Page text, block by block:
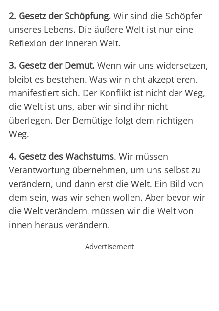
2. Gesetz der Schöpfung. Wir sind die Schöpfer
unseres Lebens. Die äußere Welt ist nur eine
Reflexion der inneren Welt.
3. Gesetz der Demut. Wenn wir uns widersetzen,
bleibt es bestehen. Was wir nicht akzeptieren,
manifestiert sich. Der Konflikt ist nicht der Weg,
die Welt ist uns, aber wir sind ihr nicht
überlegen. Der Demütige folgt dem richtigen
Weg.
4. Gesetz des Wachstums. Wir müssen
Verantwortung übernehmen, um uns selbst zu
verändern, und dann erst die Welt. Ein Bild von
dem sein, was wir sehen wollen. Aber bevor wir
die Welt verändern, müssen wir die Welt von
innen heraus verändern.
Advertisement